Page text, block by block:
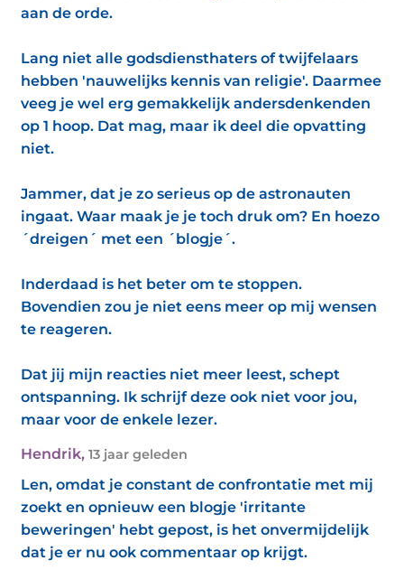
aan de orde.
Lang niet alle godsdiensthaters of twijfelaars
hebben 'nauwelijks kennis van religie'. Daarmee
veeg je wel erg gemakkelijk andersdenkenden
op 1 hoop. Dat mag, maar ik deel die opvatting
niet.
Jammer, dat je zo serieus op de astronauten
ingaat. Waar maak je je toch druk om? En hoezo
´dreigen´ met een ´blogje´.
Inderdaad is het beter om te stoppen.
Bovendien zou je niet eens meer op mij wensen
te reageren.
Dat jij mijn reacties niet meer leest, schept
ontspanning. Ik schrijf deze ook niet voor jou,
maar voor de enkele lezer.
Hendrik, 13 jaar geleden
Len, omdat je constant de confrontatie met mij
zoekt en opnieuw een blogje 'irritante
beweringen' hebt gepost, is het onvermijdelijk
dat je er nu ook commentaar op krijgt.